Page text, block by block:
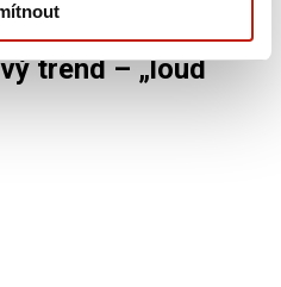
Mezi
trend – „loud